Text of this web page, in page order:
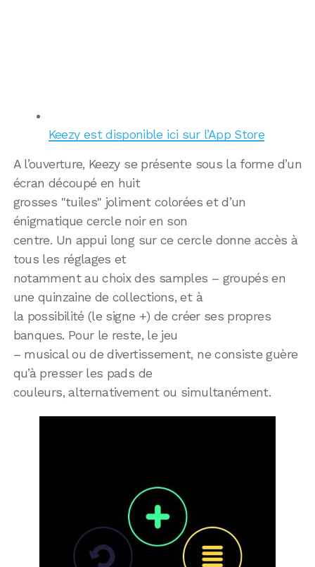
Keezy est disponible ici sur l’App Store
A l’ouverture, Keezy se présente sous la forme d’un
écran découpé en huit
grosses "tuiles" joliment colorées et d’un
énigmatique cercle noir en son
centre. Un appui long sur ce cercle donne accès à
tous les réglages et
notamment au choix des samples – groupés en
une quinzaine de collections, et à
la possibilité (le signe +) de créer ses propres
banques. Pour le reste, le jeu
– musical ou de divertissement, ne consiste guère
qu’à presser les pads de
couleurs, alternativement ou simultanément.